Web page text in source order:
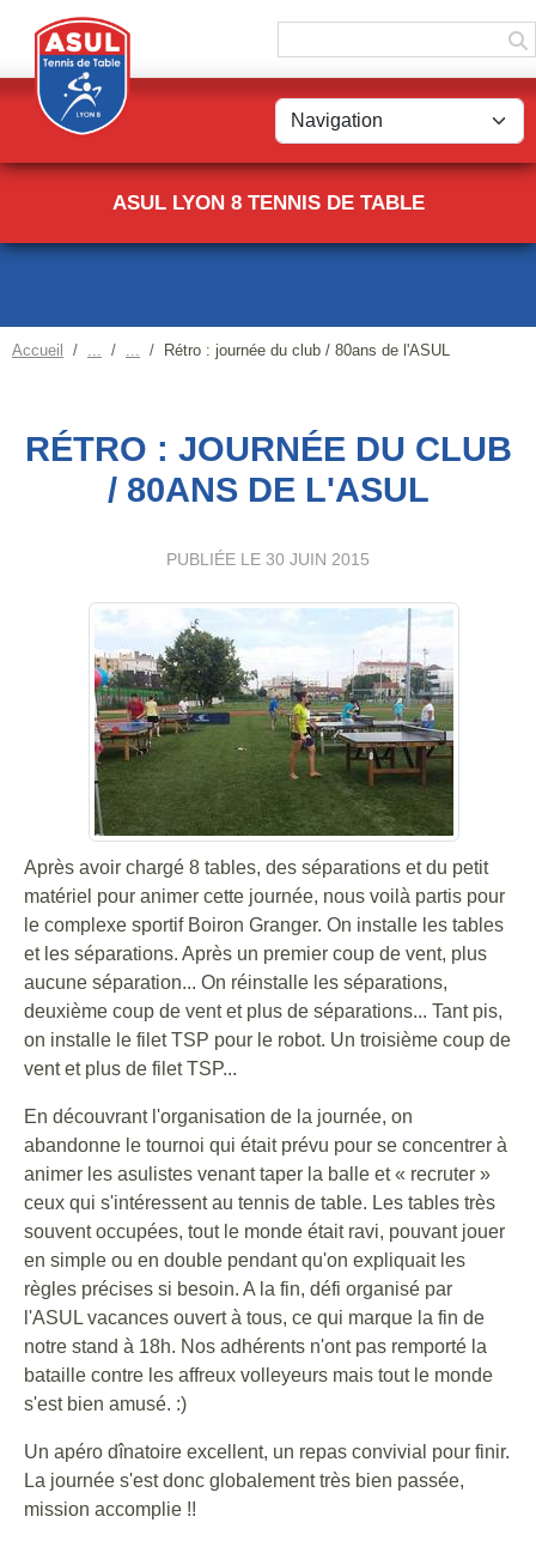
ASUL LYON 8 TENNIS DE TABLE
Accueil Rétro : journée du club / 80ans de l'ASUL
RÉTRO : JOURNÉE DU CLUB
/ 80ANS DE L'ASUL
PUBLIÉE LE 30 JUIN 2015
Après avoir chargé 8 tables, des séparations et du petit
matériel pour animer cette journée, nous voilà partis pour
le complexe sportif Boiron Granger. On installe les tables
et les séparations. Après un premier coup de vent, plus
aucune séparation... On réinstalle les séparations,
deuxième coup de vent et plus de séparations... Tant pis,
on installe le filet TSP pour le robot. Un troisième coup de
vent et plus de filet TSP...
En découvrant l'organisation de la journée, on
abandonne le tournoi qui était prévu pour se concentrer à
animer les asulistes venant taper la balle et « recruter »
ceux qui s'intéressent au tennis de table. Les tables très
souvent occupées, tout le monde était ravi, pouvant jouer
en simple ou en double pendant qu'on expliquait les
règles précises si besoin. A la fin, défi organisé par
l'ASUL vacances ouvert à tous, ce qui marque la fin de
notre stand à 18h. Nos adhérents n'ont pas remporté la
bataille contre les affreux volleyeurs mais tout le monde
s'est bien amusé. :)
Un apéro dînatoire excellent, un repas convivial pour finir.
La journée s'est donc globalement très bien passée,
mission accomplie !!
Panneau de gestion des cookies